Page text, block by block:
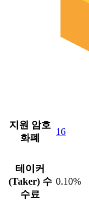
지원 암호
화폐
16
테이커
(Taker) 수
수료
0.10%